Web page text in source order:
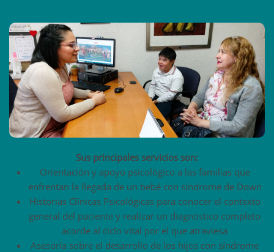
Sus principales servicios son:
Orientación y apoyo psicológico a las familias que
enfrentan la llegada de un bebé con síndrome de Down
Historias Clínicas Psicológicas para conocer el contexto
general del paciente y realizar un diagnóstico completo
acorde al ciclo vital por el que atraviesa
Asesoría sobre el desarrollo de los hijos con síndrome